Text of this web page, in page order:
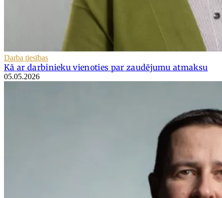
Darba tiesības
Kā ar darbinieku vienoties par zaudējumu atmaksu
05.05.2026